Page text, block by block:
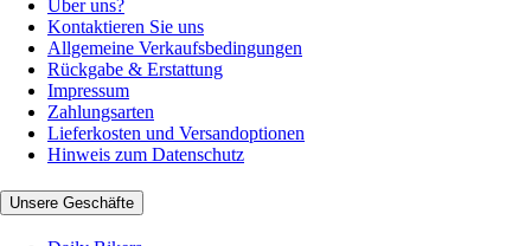
Über uns?
Kontaktieren Sie uns
Allgemeine Verkaufsbedingungen
Rückgabe & Erstattung
Impressum
Zahlungsarten
Lieferkosten und Versandoptionen
Hinweis zum Datenschutz
Unsere Geschäfte